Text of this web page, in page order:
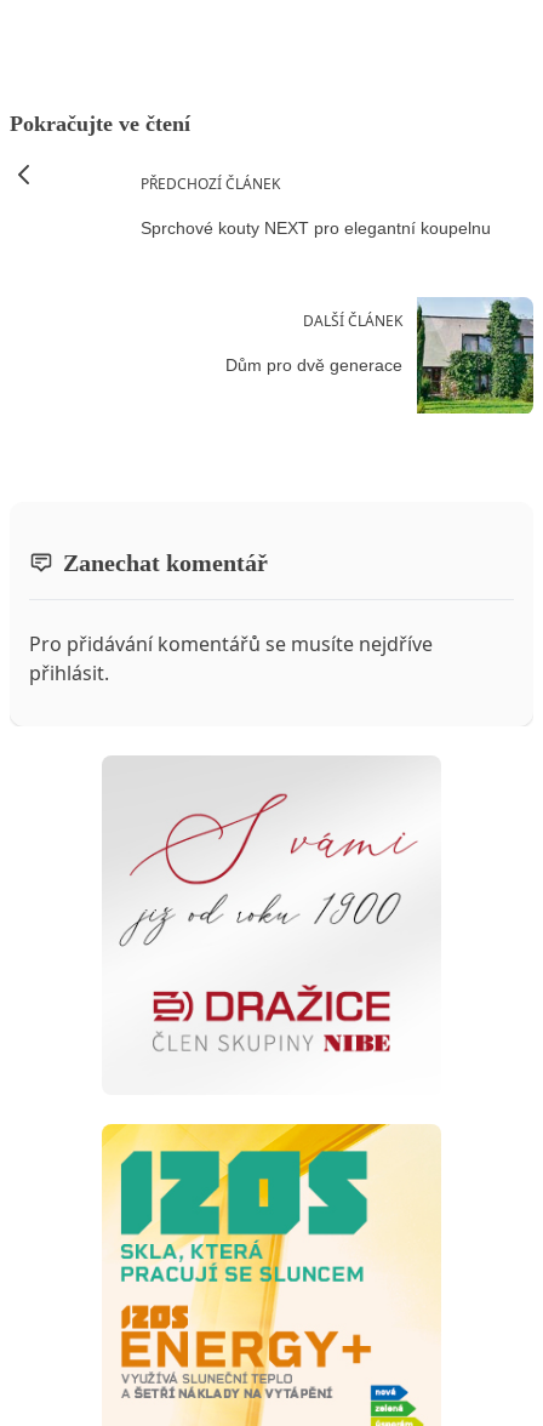
Pokračujte ve čtení
PŘEDCHOZÍ ČLÁNEK
Sprchové kouty NEXT pro elegantní koupelnu
DALŠÍ ČLÁNEK
Dům pro dvě generace
Zanechat komentář
Pro přidávání komentářů se musíte nejdříve
přihlásit.